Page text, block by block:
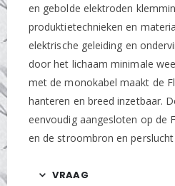
en gebolde elektroden
produktietechnieken en
elektrische geleiding en
door het lichaam minimale
met de monokabel maakt de
hanteren en breed inzetbaar.
eenvoudig aangesloten op de
en de stroombron en
VRAAG